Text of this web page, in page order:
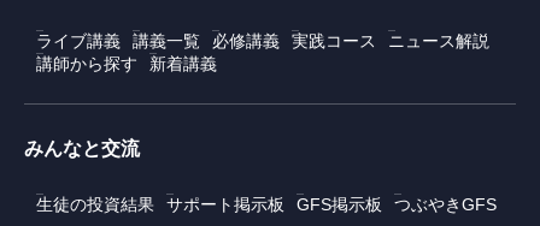
ライブ講義 講義一覧 必修講義 実践コース
ニュース解説
講師から探す
新着講義
みんなと交流
生徒の投資結果 サポート掲示板 GFS掲示板 つぶやきGFS